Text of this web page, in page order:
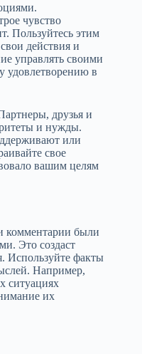
чувство
Пользуйтесь этим
действия и
управлять своими
удовлетворению в
друзья и
и нужды.
или
свое
вашим целям
комментарии были
Это создаст
Используйте факты
Например,
ситуациях
их